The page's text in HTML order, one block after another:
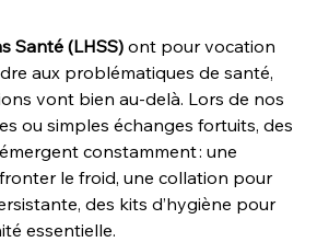
Santé (LHSS) ont pour vocation
aux problématiques de santé,
vont bien au-delà. Lors de nos
ou simples échanges fortuits, des
constamment : une
le froid, une collation pour
des kits d’hygiène pour
essentielle.